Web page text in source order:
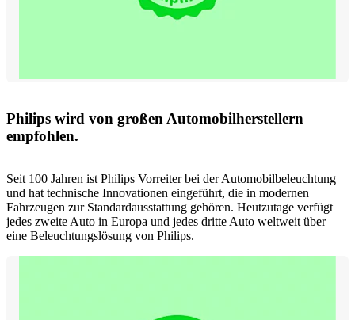
Philips wird von großen Automobilherstellern
empfohlen.
Seit 100 Jahren ist Philips Vorreiter bei der Automobilbeleuchtung
und hat technische Innovationen eingeführt, die in modernen
Fahrzeugen zur Standardausstattung gehören. Heutzutage verfügt
jedes zweite Auto in Europa und jedes dritte Auto weltweit über
eine Beleuchtungslösung von Philips.